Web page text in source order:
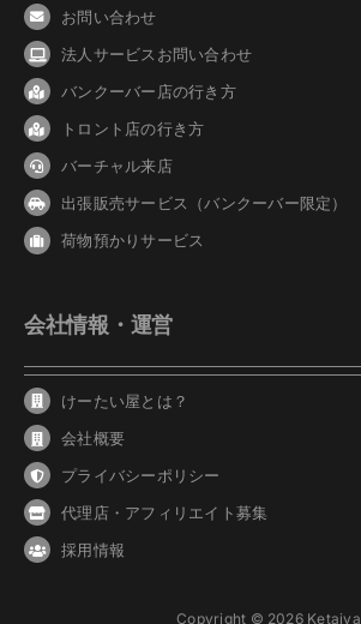
お問い合わせ
法人サービスお問い合わせ
バンクーバー 店の行き方
トロント店の行き方
バーチャル来店
出張販売サービス（バンクーバー限定）
荷物預かりサービス
会社情報・運営
けーたい屋とは？
会社概要
プライバシーポリシー
代理店・アフィリエイト募集
採用情報
Copyright © 2026 Ketaiya